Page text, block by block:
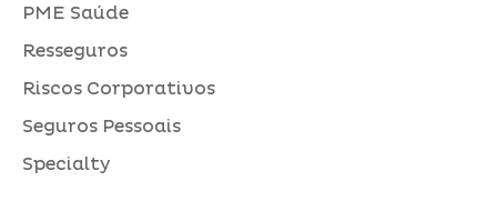
PME Saúde
Resseguros
Riscos Corporativos
Seguros Pessoais
Specialty